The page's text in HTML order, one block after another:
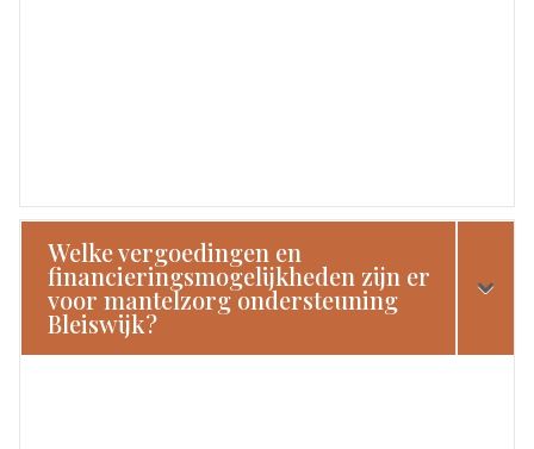
Welke vergoedingen en
financieringsmogelijkheden zijn er
voor mantelzorg ondersteuning
Bleiswijk?